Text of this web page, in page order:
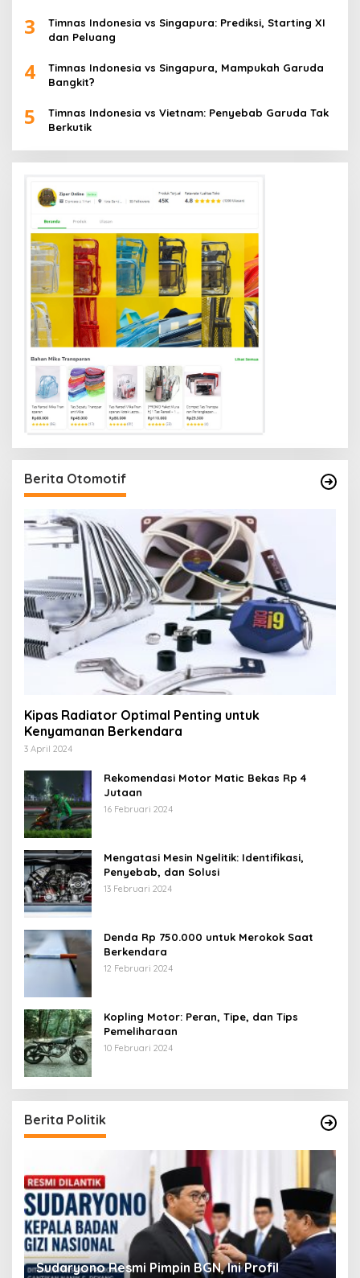
3
Timnas Indonesia vs Singapura: Prediksi, Starting XI
dan Peluang
4
Timnas Indonesia vs Singapura, Mampukah Garuda
Bangkit?
5
Timnas Indonesia vs Vietnam: Penyebab Garuda Tak
Berkutik
Berita Otomotif
Kipas Radiator Optimal Penting untuk
Kenyamanan Berkendara
3 April 2024
Rekomendasi Motor Matic Bekas Rp 4
Jutaan
16 Februari 2024
Mengatasi Mesin Ngelitik: Identifikasi,
Penyebab, dan Solusi
13 Februari 2024
Denda Rp 750.000 untuk Merokok Saat
Berkendara
12 Februari 2024
Kopling Motor: Peran, Tipe, dan Tips
Pemeliharaan
10 Februari 2024
Berita Politik
Viral! Amien Rais Singgung Prabowo, Ini